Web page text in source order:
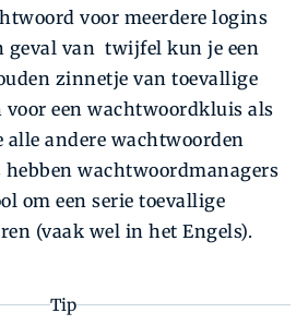
voor meerdere logins
geval van twijfel kun je een
zinnetje van toevallige
voor een wachtwoordkluis als
alle andere wachtwoorden
hebben wachtwoordmanagers
om een serie toevallige
(vaak wel in het Engels).
Tip